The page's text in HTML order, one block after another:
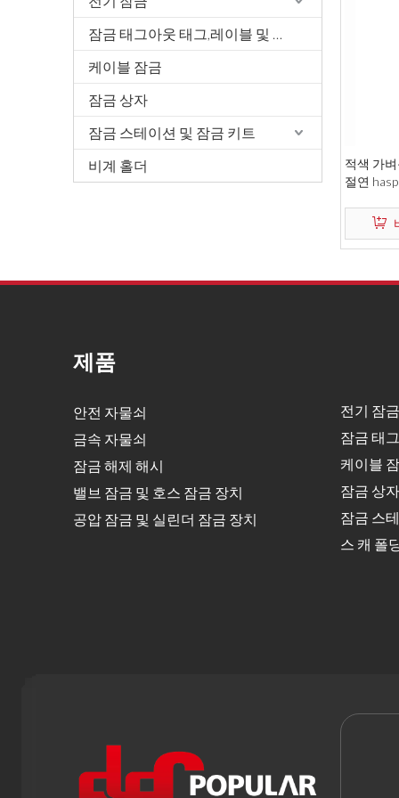
잠금 태그아웃 태그,레이블 및 서명
케이블 잠금
잠금 상자
잠금 스테이션 및 잠금 키트
비계 홀더
적색 가
절연
제품
안전 자물쇠
금속 자물쇠
잠금 해제 해시
밸브 잠금 및 호스 잠금 장치
공압 잠금 및 실린더 잠금 장치
전기 잠
잠금 태
케이블
잠금 상자
잠금 스
스 캐 폴